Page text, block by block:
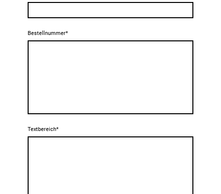
Bestellnummer*
Textbereich*